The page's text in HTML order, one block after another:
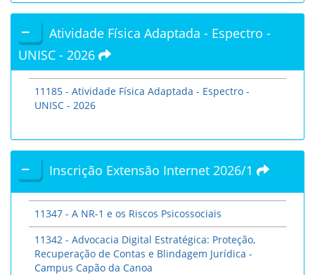
Atividade Física Adaptada - Espectro -
UNISC - 2026
11185 - Atividade Física Adaptada - Espectro -
UNISC - 2026
Inscrição Extensão Internet 2026/1
11347 - A NR-1 e os Riscos Psicossociais
11342 - Advocacia Digital Estratégica: Proteção,
Recuperação de Contas e Blindagem Jurídica -
Campus Capão da Canoa